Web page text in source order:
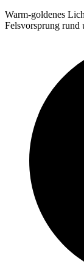
Warm-goldenes
Felsvorsprung